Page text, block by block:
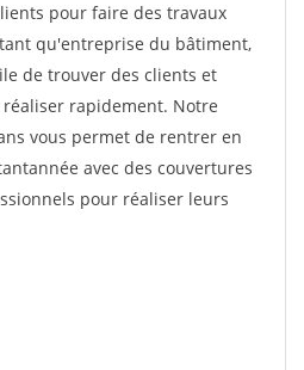
pour faire des travaux
qu'entreprise du bâtiment,
de trouver des clients et
rapidement. Notre
vous permet de rentrer en
avec des couvertures
pour réaliser leurs